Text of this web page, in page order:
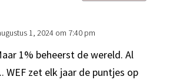
1, 2024 om 7:40 pm
1% beheerst de wereld. Al
WEF zet elk jaar de puntjes op